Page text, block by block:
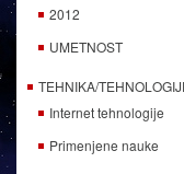
2012
UMETNOST
TEHNIKA/
Internet tehnologije
Primenjene nauke